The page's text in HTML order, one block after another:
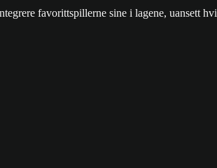
favorittspillerne sine i lagene, uansett